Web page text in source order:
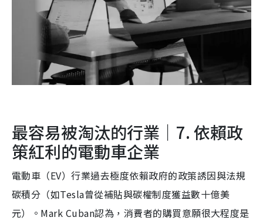
最容易被淘汰的行業｜7. 依賴政
策紅利的電動車企業
電動車（EV）行業過去極度依賴政府的政策誘因與法規
碳積分（如Tesla曾從補貼與碳權制度獲益數十億美
元）。Mark Cuban認為，消費者的購買意願很大程度是